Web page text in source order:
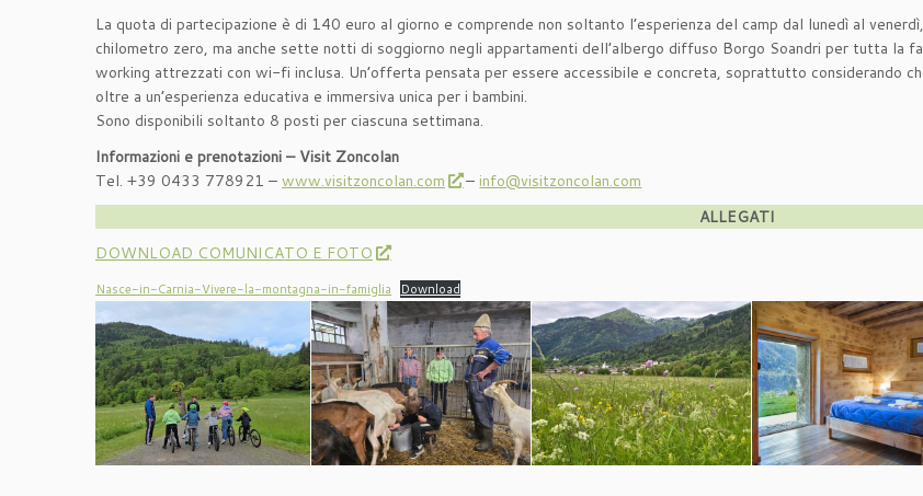
La quota di partecipazione è di 140 euro al giorno e comprende non soltanto l’esperienza del camp dal lunedì al
chilometro zero, ma anche sette notti di soggiorno negli appartamenti dell’albergo diffuso Borgo Soandri per tutta la
working attrezzati con wi-fi inclusa. Un’offerta pensata per essere accessibile e concreta, soprattutto considerando
oltre a un’esperienza educativa e immersiva unica per i bambini.
Sono disponibili soltanto 8 posti per ciascuna settimana.
Informazioni e prenotazioni – Visit Zoncolan
Tel. +39 0433 778921 – www.visitzoncolan.com – info@visitzoncolan.com
ALLEGATI
DOWNLOAD COMUNICATO E FOTO
Nasce-in-Carnia-Vivere-la-montagna-in-famiglia Download